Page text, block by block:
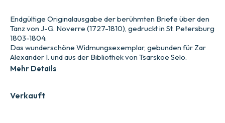
Verkauft
Endgültige Originalausgabe der berühmten Briefe über den
Tanz von J-G. Noverre (1727-1810), gedruckt in St. Petersburg
1803-1804.
Das wunderschöne Widmungsexemplar, gebunden für Zar
Alexander I. und aus der Bibliothek von Tsarskoe Selo.
Mehr Details